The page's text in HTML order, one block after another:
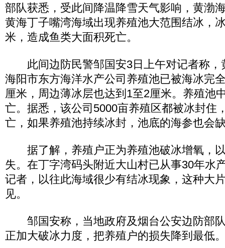
部队获悉，受此间降温降雪天气影响，黄渤
黄海丁子嘴湾海域出现养殖池大范围结冰，
米，造成鱼类大面积死亡。
此间边防民警邹国安3日上午对记者称，
海阳市东方海洋水产公司养殖池已被海冰完
厘米，周边薄冰层也达到1至2厘米。养殖池
亡。据悉，该公司5000亩养殖区都被冰封住
亡，如果养殖池持续冰封，池底的海参也会
据了解，养殖户正为养殖池破冰增氧，
失。在丁字湾码头附近大山村已从事30年水
记者，以往此海域很少有结冰现象，这种大
见。
邹国安称，当地政府及烟台公安边防部
正加大破冰力度，把养殖户的损失降到最低